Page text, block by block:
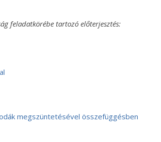
feladatkörébe tartozó előterjesztés:
megszüntetésével összefüggésben